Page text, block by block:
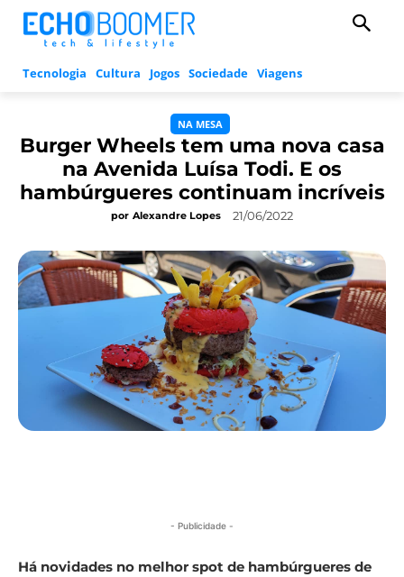
Tecnologia Cultura Jogos Sociedade Viagens
NA MESA
Burger Wheels tem uma nova casa
na Avenida Luísa Todi. E os
hambúrgueres continuam incríveis
por Alexandre Lopes 21/06/2022
- Publicidade -
Há novidades no melhor spot de hambúrgueres de